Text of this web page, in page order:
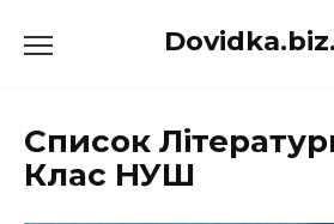
до
Список
Клас НУШ